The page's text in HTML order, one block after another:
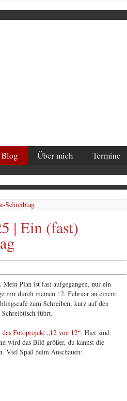
Blog Über mich Termine
| Ein (fast)
Plan ist fast aufgegangen, nur ein
mir durch meinen 12. Februar an einem
zum Schreiben, kurz auf den
Schreibtisch führt.
Fotoprojekt „12 von 12“. Hier sind
wird das Bild größer, du kannst die
Viel Spaß beim Anschauen: